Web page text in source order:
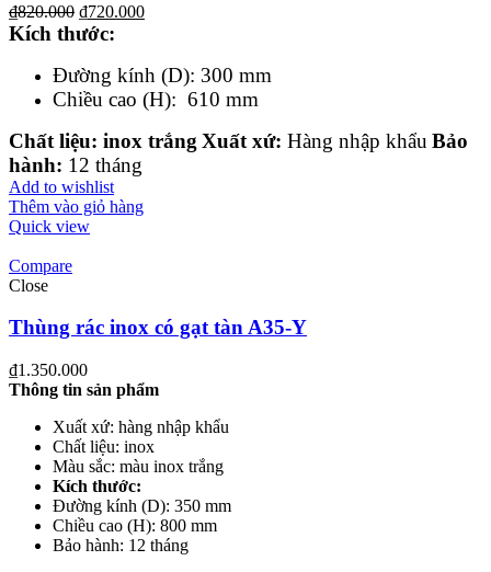
₫820.000 ₫720.000
Kích thước:
Đường kính (D): 300 mm
Chiều cao (H): 610 mm
Chất liệu: inox trắng Xuất xứ: Hàng nhập khẩu Bảo
hành: 12 tháng
Add to wishlist
Thêm vào giỏ hàng
Quick view
Compare
Close
Thùng rác inox có gạt tàn A35-Y
₫1.350.000
Thông tin sản phẩm
Xuất xứ: hàng nhập khẩu
Chất liệu: inox
Màu sắc: màu inox trắng
Kích thước:
Đường kính (D): 350 mm
Chiều cao (H): 800 mm
Bảo hành: 12 tháng